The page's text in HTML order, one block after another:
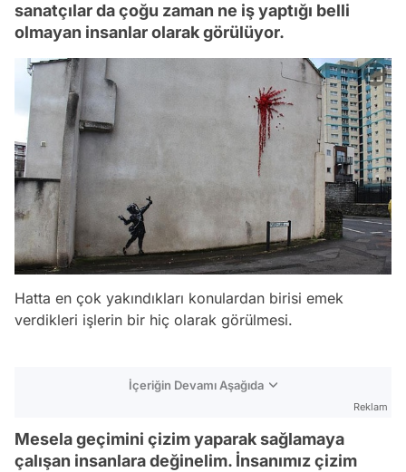
sanatçılar da çoğu zaman ne iş yaptığı belli
olmayan insanlar olarak görülüyor.
Hatta en çok yakındıkları konulardan birisi emek
verdikleri işlerin bir hiç olarak görülmesi.
İçeriğin Devamı Aşağıda
Reklam
Mesela geçimini çizim yaparak sağlamaya
çalışan insanlara değinelim. İnsanımız çizim